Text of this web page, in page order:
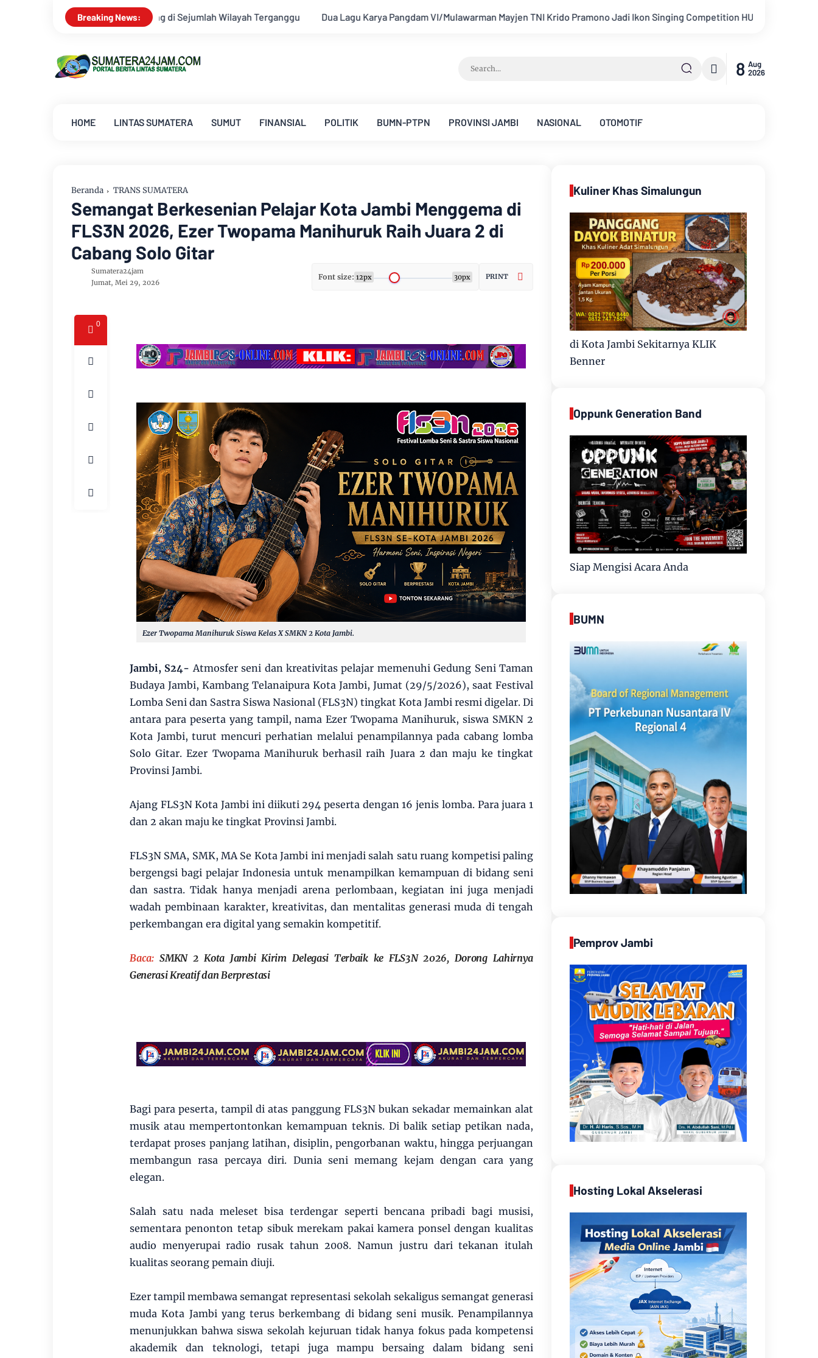
Breaking News:
Wilayah Terganggu Dua Lagu Karya Pangdam VI/Mulawarman Mayjen TNI Krido Pramono Jadi Ikon Singing Competition HUT Ke-81 RI Kejati Jambi Serahkan Dua Tersangka
8 Aug
2026
HOME LINTAS SUMATERA SUMUT FINANSIAL POLITIK BUMN-PTPN PROVINSI JAMBI NASIONAL OTOMOTIF
Beranda TRANS SUMATERA
Semangat Berkesenian Pelajar Kota Jambi Menggema di
FLS3N 2026, Ezer Twopama Manihuruk Raih Juara 2 di
Cabang Solo Gitar
Sumatera24jam
Jumat, Mei 29, 2026
Font size: 12px 30px PRINT
0
Ezer Twopama Manihuruk Siswa Kelas X SMKN 2 Kota Jambi.
Jambi, S24- Atmosfer seni dan kreativitas pelajar memenuhi Gedung Seni Taman
Budaya Jambi, Kambang Telanaipura Kota Jambi, Jumat (29/5/2026), saat Festival
Lomba Seni dan Sastra Siswa Nasional (FLS3N) tingkat Kota Jambi resmi digelar. Di
antara para peserta yang tampil, nama Ezer Twopama Manihuruk, siswa SMKN 2
Kota Jambi, turut mencuri perhatian melalui penampilannya pada cabang lomba
Solo Gitar. Ezer Twopama Manihuruk berhasil raih Juara 2 dan maju ke tingkat
Provinsi Jambi.
Ajang FLS3N Kota Jambi ini diikuti 294 peserta dengan 16 jenis lomba. Para juara 1
dan 2 akan maju ke tingkat Provinsi Jambi.
FLS3N SMA, SMK, MA Se Kota Jambi ini menjadi salah satu ruang kompetisi paling
bergengsi bagi pelajar Indonesia untuk menampilkan kemampuan di bidang seni
dan sastra. Tidak hanya menjadi arena perlombaan, kegiatan ini juga menjadi
wadah pembinaan karakter, kreativitas, dan mentalitas generasi muda di tengah
perkembangan era digital yang semakin kompetitif.
Baca:SMKN 2 Kota Jambi Kirim Delegasi Terbaik ke FLS3N 2026, Dorong Lahirnya
Generasi Kreatif dan Berprestasi
Bagi para peserta, tampil di atas panggung FLS3N bukan sekadar memainkan alat
musik atau mempertontonkan kemampuan teknis. Di balik setiap petikan nada,
terdapat proses panjang latihan, disiplin, pengorbanan waktu, hingga perjuangan
membangun rasa percaya diri. Dunia seni memang kejam dengan cara yang
elegan.
Salah satu nada meleset bisa terdengar seperti bencana pribadi bagi musisi,
sementara penonton tetap sibuk merekam pakai kamera ponsel dengan kualitas
audio menyerupai radio rusak tahun 2008. Namun justru dari tekanan itulah
kualitas seorang pemain diuji.
Ezer tampil membawa semangat representasi sekolah sekaligus semangat generasi
muda Kota Jambi yang terus berkembang di bidang seni musik. Penampilannya
menunjukkan bahwa siswa sekolah kejuruan tidak hanya fokus pada kompetensi
akademik dan teknologi, tetapi juga mampu bersaing dalam bidang seni
Kuliner Khas Simalungun
di Kota Jambi Sekitarnya KLIK
Benner
Oppunk Generation Band
Siap Mengisi Acara Anda
BUMN
Pemprov Jambi
Hosting Lokal Akselerasi